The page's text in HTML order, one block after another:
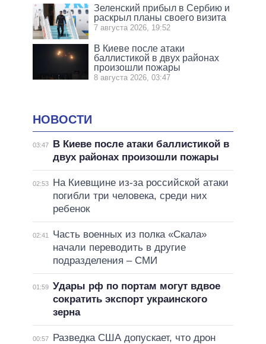
Зеленский прибыл в Сербию и
раскрыл планы своего визита
7 августа 2026, 19:52
В Киеве после атаки
баллистикой в двух районах
произошли пожары
8 августа 2026, 03:47
НОВОСТИ
03:47
В Киеве после атаки баллистикой в
двух районах произошли пожары
02:53
На Киевщине из-за российской атаки
погибли три человека, среди них
ребенок
02:41
Часть военных из полка «Скала»
начали переводить в другие
подразделения – СМИ
01:59 Удары рф по портам могут вдвое
сократить экспорт украинского
зерна
00:57
Разведка США допускает, что дрон